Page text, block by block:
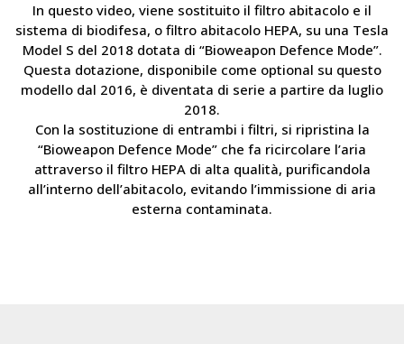
In questo video, viene sostituito il filtro abitacolo e il
sistema di biodifesa, o filtro abitacolo HEPA, su una Tesla
Model S del 2018 dotata di “Bioweapon Defence Mode”.
Questa dotazione, disponibile come optional su questo
modello dal 2016, è diventata di serie a partire da luglio
2018.
Con la sostituzione di entrambi i filtri, si ripristina la
“Bioweapon Defence Mode” che fa ricircolare l’aria
attraverso il filtro HEPA di alta qualità, purificandola
all’interno dell’abitacolo, evitando l’immissione di aria
esterna contaminata.